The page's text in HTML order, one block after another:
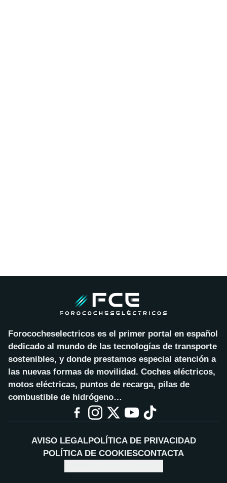
Forococheselectricos es el primer portal en español
dedicado al mundo de las tecnologías de transporte
sostenibles, y donde prestamos especial atención a
las nuevas formas de movilidad. Coches eléctricos,
motos eléctricas, puntos de recarga, pilas de
combustible de hidrógeno…
AVISO LEGALPOLÍTICA DE PRIVACIDAD
POLÍTICA DE COOKIESCONTACTA